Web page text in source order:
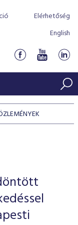
Elérhetőség
English
bevezetését